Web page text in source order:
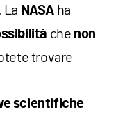
La NASA ha
che non
trovare
scientifiche